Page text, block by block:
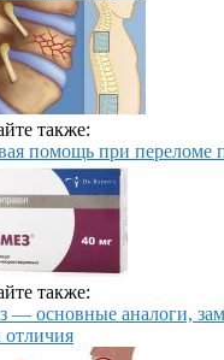
также:
помощь при переломе
также:
— основные аналоги,
отличия